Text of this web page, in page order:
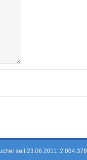
seit 23.06.2011: 2.064.378